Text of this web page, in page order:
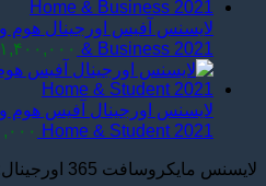
& Business 2021
Home & Student 2021
لایسنس مایکروسافت 365 اورجینال: